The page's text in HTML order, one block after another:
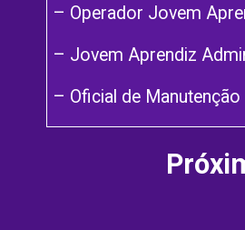
– Operador Jovem
– Jovem Aprendiz
– Oficial de Manutenção